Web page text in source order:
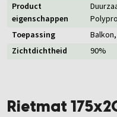
Rietmat
Product
eigenschappen
Toepassing
Balkon
Zichtdichtheid
90%